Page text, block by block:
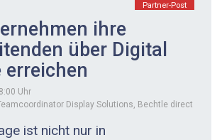
Partner-Post
ihre
über Digital
erreichen
Uhr
Display Solutions, Bechtle direct
ist nicht nur in